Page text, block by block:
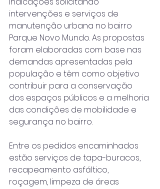
intervenções e serviços de
manutenção urbana no bairro
Parque Novo Mundo. As propostas
foram elaboradas com base nas
demandas apresentadas pela
população e têm como objetivo
contribuir para a conservação
dos espaços públicos e a melhoria
das condições de mobilidade e
segurança no bairro.
Entre os pedidos encaminhados
estão serviços de tapa-buracos,
recapeamento asfáltico,
roçagem, limpeza de áreas